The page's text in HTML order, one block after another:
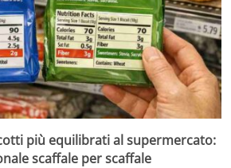
più equilibrati al supermercato:
scaffale per scaffale